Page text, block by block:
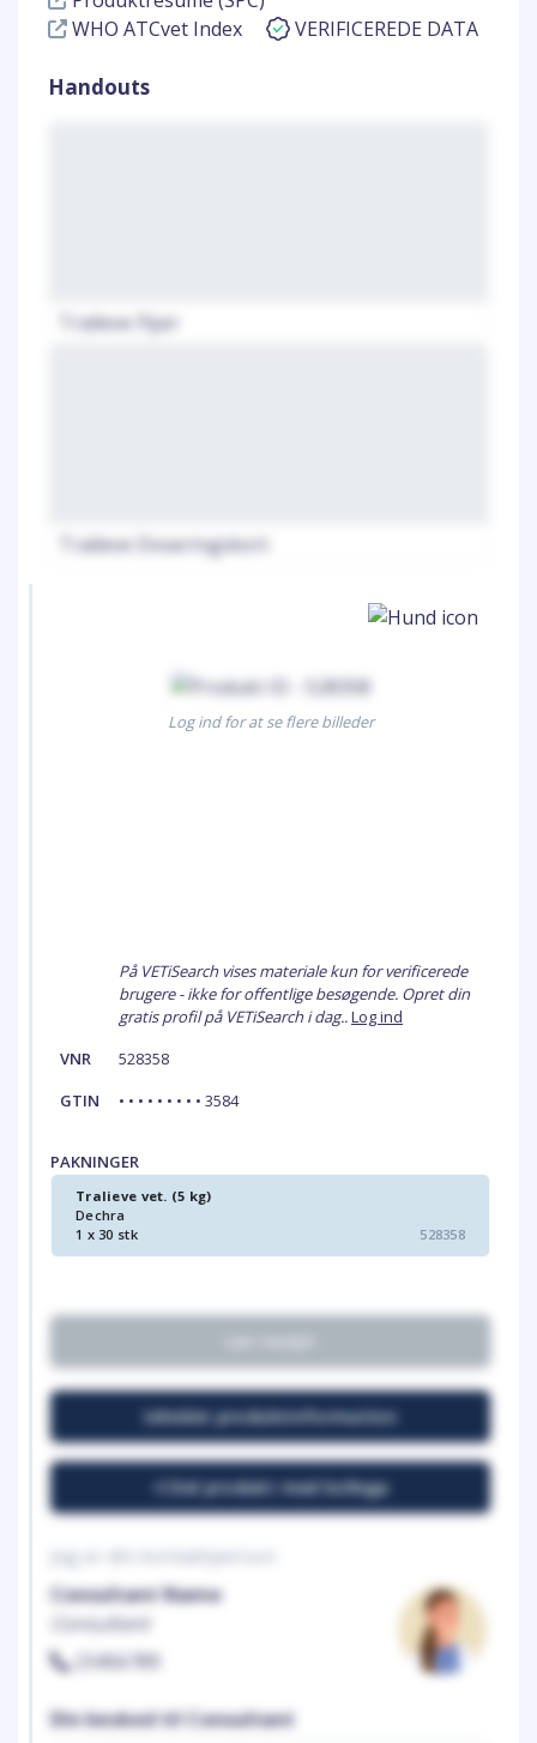
WHO ATCvet Index
VERIFICEREDE DATA
Handouts
Tralieve Flyer
Tralieve Doseringskort
Log ind for at se flere billeder
På VETiSearch vises materiale kun for verificerede
brugere - ikke for offentlige besøgende. Opret din
gratis profil på VETiSearch i dag..Log ind
VNR
528358
GTIN
• • • • • • • • • 3584
PAKNINGER
Tralieve vet. (5 kg)
Dechra
1 x 30 stk
528358
Udvidet produktinformation
Del produkt med kollega
Jeg er din kontaktperson
Consultant Name
Consultant
23456789
Din besked til Consultant